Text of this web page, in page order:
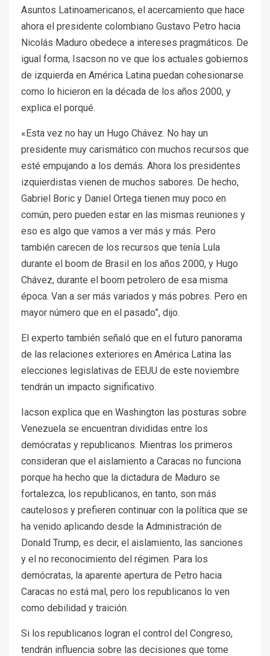
Asuntos Latinoamericanos, el acercamiento que hace
ahora el presidente colombiano Gustavo Petro hacia
Nicolás Maduro obedece a intereses pragmáticos. De
igual forma, Isacson no ve que los actuales gobiernos
de izquierda en América Latina puedan cohesionarse
como lo hicieron en la década de los años 2000, y
explica el porqué.
«Esta vez no hay un Hugo Chávez. No hay un
presidente muy carismático con muchos recursos que
esté empujando a los demás. Ahora los presidentes
izquierdistas vienen de muchos sabores. De hecho,
Gabriel Boric y Daniel Ortega tienen muy poco en
común, pero pueden estar en las mismas reuniones y
eso es algo que vamos a ver más y más. Pero
también carecen de los recursos que tenía Lula
durante el boom de Brasil en los años 2000, y Hugo
Chávez, durante el boom petrolero de esa misma
época. Van a ser más variados y más pobres. Pero en
mayor número que en el pasado”, dijo.
El experto también señaló que en el futuro panorama
de las relaciones exteriores en América Latina las
elecciones legislativas de EEUU de este noviembre
tendrán un impacto significativo.
Iacson explica que en Washington las posturas sobre
Venezuela se encuentran divididas entre los
demócratas y republicanos. Mientras los primeros
consideran que el aislamiento a Caracas no funciona
porque ha hecho que la dictadura de Maduro se
fortalezca, los republicanos, en tanto, son más
cautelosos y prefieren continuar con la política que se
ha venido aplicando desde la Administración de
Donald Trump, es decir, el aislamiento, las sanciones
y el no reconocimiento del régimen. Para los
demócratas, la aparente apertura de Petro hacia
Caracas no está mal, pero los republicanos lo ven
como debilidad y traición.
Si los republicanos logran el control del Congreso,
tendrán influencia sobre las decisiones que tome